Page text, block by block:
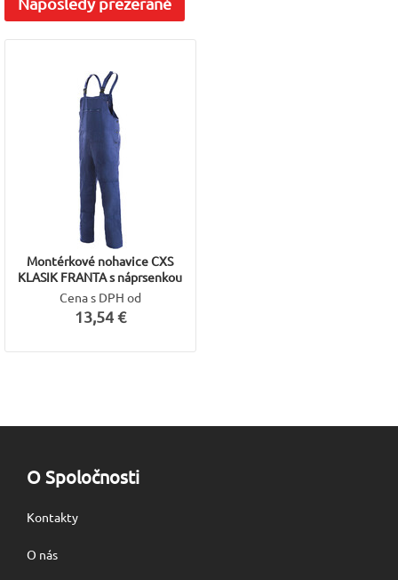
Montérkové nohavice CXS
KLASIK FRANTA s náprsenkou
Cena s DPH od
13,54 €
O Spoločnosti
Kontakty
O nás